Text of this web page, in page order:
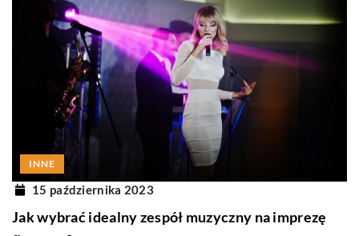
INNE
15 października 2023
Jak wybrać idealny zespół muzyczny na imprezę